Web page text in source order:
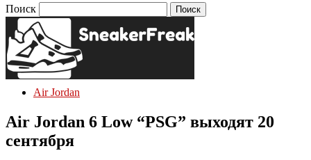
Поиск
Air Jordan
Air Jordan 6 Low “PSG” выходят 20
сентября